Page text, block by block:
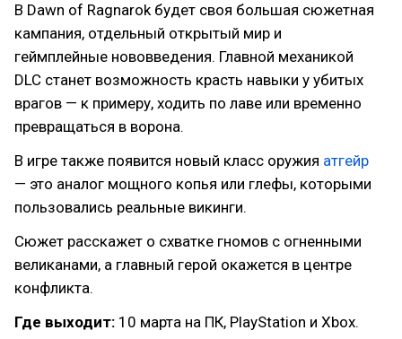
В Dawn of Ragnarok будет своя большая сюжетная
кампания, отдельный открытый мир и
геймплейные нововведения. Главной механикой
DLC станет возможность красть навыки у убитых
врагов — к примеру, ходить по лаве или временно
превращаться в ворона.
В игре также появится новый класс оружия атгейр
— это аналог мощного копья или глефы, которыми
пользовались реальные викинги.
Сюжет расскажет о схватке гномов с огненными
великанами, а главный герой окажется в центре
конфликта.
Где выходит: 10 марта на ПК, PlayStation и Xbox.